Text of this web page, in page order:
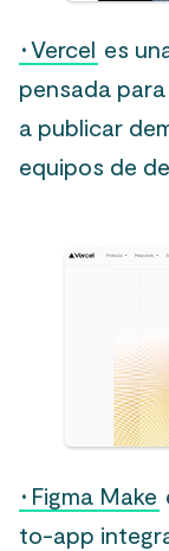
·Vercel es
pensada
a publicar
equipos de
· Figma Make
to-app